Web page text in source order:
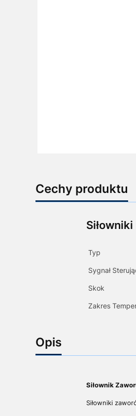
Cechy produktu
Siłowniki
Typ
Sygnał
Skok
Zakres
Opis
Siłownik
Siłowniki